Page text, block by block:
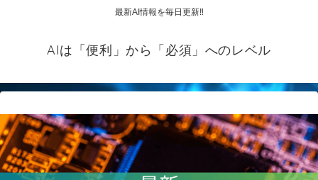
最新AI情報を毎日更新‼
AIは「便利」から「必須」へのレベル